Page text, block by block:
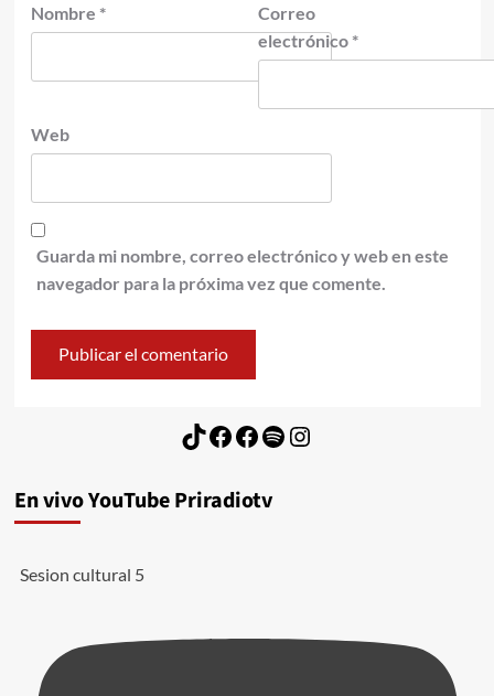
Nombre *
Correo
electrónico *
Web
Guarda mi nombre, correo electrónico y web en este
navegador para la próxima vez que comente.
TikTok
Facebook
Facebook
Spotify
Instagram
En vivo YouTube Priradiotv
Sesion cultural 5